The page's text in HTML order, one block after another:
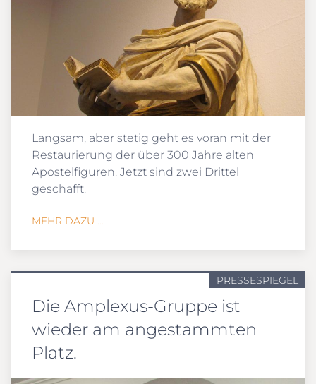
Langsam, aber stetig geht es voran mit der
Restaurierung der über 300 Jahre alten
Apostelfiguren. Jetzt sind zwei Drittel
geschafft.
MEHR DAZU ...
PRESSESPIEGEL
Die Amplexus-Gruppe ist
wieder am angestammten
Platz.